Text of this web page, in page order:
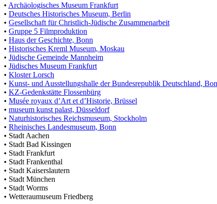
• Archäologisches Museum Frankfurt
• Deutsches Historisches Museum, Berlin
• Gesellschaft für Christlich-Jüdische Zusammenarbeit
• Gruppe 5 Filmproduktion
• Haus der Geschichte, Bonn
• Historisches Kreml Museum, Moskau
• Jüdische Gemeinde Mannheim
• Jüdisches Museum Frankfurt
• Kloster Lorsch
• Kunst- und Ausstellungshalle der Bundesrepublik Deutschland,
• KZ-Gedenkstätte Flossenbürg
• Musée royaux d’Art et d’Historie, Brüssel
• museum kunst palast, Düsseldorf
• Naturhistorisches Reichsmuseum, Stockholm
• Rheinisches Landesmuseum, Bonn
• Stadt Aachen
• Stadt Bad Kissingen
• Stadt Frankfurt
• Stadt Frankenthal
• Stadt Kaiserslautern
• Stadt München
• Stadt Worms
• Wetteraumuseum Friedberg